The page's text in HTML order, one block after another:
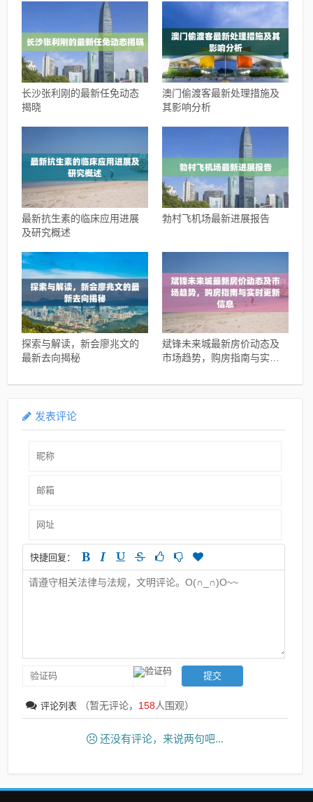
长沙张利刚的最新任免动态
揭晓
澳门偷渡客最新处理措施及
其影响分析
最新抗生素的临床应用进展
及研究概述
勃村飞机场最新进展报告
探索与解读，新会廖兆文的
最新去向揭秘
斌锋未来城最新房价动态及
市场趋势，购房指南与实时
发表评论
快捷回复：
评论列表 （暂无评论， 158人围观）
还没有评论，来说两句吧...